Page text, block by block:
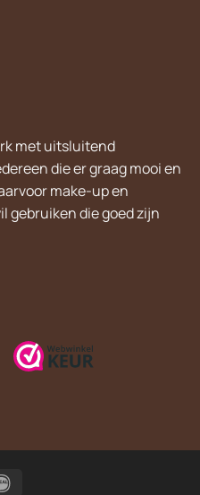
met uitsluitend
die er graag mooi en
make-up en
gebruiken die goed zijn